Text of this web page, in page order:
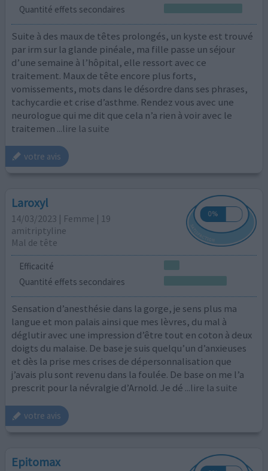
Quantité effets secondaires
Suite à des maux de têtes prolongés, un kyste est trouvé
par irm sur la glande pinéale, ma fille passe un séjour
d’une semaine à l’hôpital, elle ressort avec ce
traitement. Maux de tête encore plus forts,
vomissements, mots dans le désordre dans ses phrases,
tachycardie et crise d’asthme. Rendez vous avec une
neurologue qui me dit que cela n’a rien à voir avec le
traitemen ...lire la suite
votre avis
Laroxyl
14/03/2023 | Femme | 19
amitriptyline
Mal de tête
Efficacité
Quantité effets secondaires
Sensation d’anesthésie dans la gorge, je sens plus ma
langue et mon palais ainsi que mes lèvres, du mal à
déglutir avec une impression d’être tout en coton à deux
doigts du malaise. De base je suis quelqu’un d’anxieuses
et dès la prise mes crises de dépersonnalisation que
j’avais plu sont revenu dans la foulée. De base on me l’a
prescrit pour la névralgie d’Arnold. Je dé ...lire la suite
votre avis
Epitomax